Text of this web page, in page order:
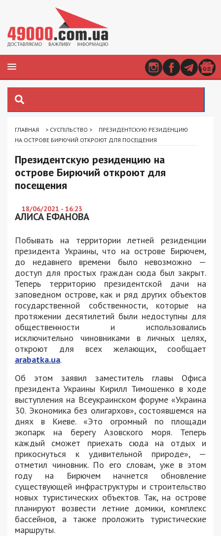
ГЛАВНАЯ > СУСПІЛЬСТВО >
ПРЕЗИДЕНТСКУЮ РЕЗИДЕНЦИЮ
НА ОСТРОВЕ БИРЮЧИЙ ОТКРОЮТ ДЛЯ ПОСЕЩЕНИЯ
Президентскую резиденцию на
острове Бирючий откроют для
посещения
18/06/2021 - 16:23
АЛИСА ЕФАНОВА
Побывать на территории летней резиденции
президента Украины, что на острове Бирючем,
до недавнего времени было невозможно —
доступ для простых граждан сюда был закрыт.
Теперь территорию президентской дачи на
заповедном острове, как и ряд других объектов
государственной собственности, которые на
протяжении десятилетий были недоступны для
общественности и использовались
исключительно чиновниками в личных целях,
откроют для всех желающих, сообщает
arabatka.ua.
Об этом заявил заместитель главы Офиса
президента Украины Кирилл Тимошенко в ходе
выступления на Всеукраинском форуме «Украина
30. Экономика без олигархов», состоявшемся на
днях в Киеве. «Это огромный по площади
экопарк на берегу Азовского моря. Теперь
каждый сможет приехать сюда на отдых и
прикоснуться к удивительной природе», —
отметил чиновник. По его словам, уже в этом
году на Бирючем начнется обновление
существующей инфраструктуры и строительство
новых туристических объектов. Так, на острове
планируют возвести летние домики, комплекс
бассейнов, а также проложить туристические
маршруты.